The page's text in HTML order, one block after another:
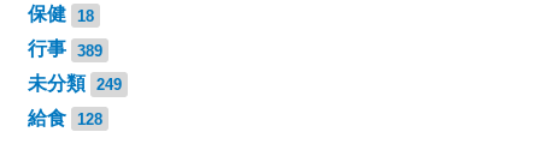
保健 18
行事 389
未分類 249
給食 128